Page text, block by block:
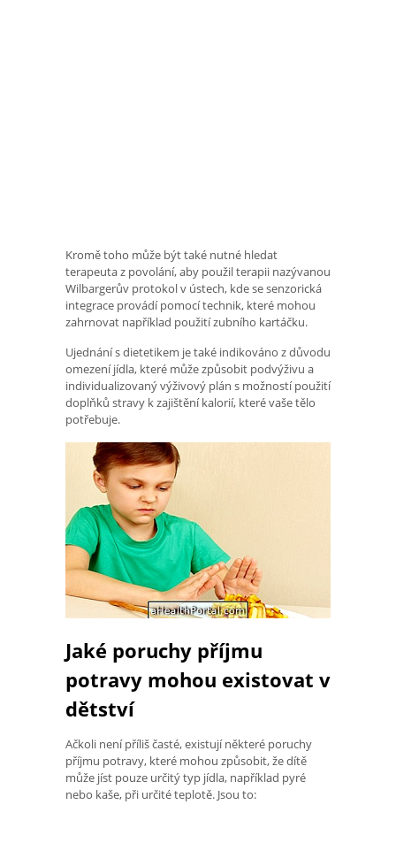
Kromě toho může být také nutné hledat
terapeuta z povolání, aby použil terapii nazývanou
Wilbargerův protokol v ústech, kde se senzorická
integrace provádí pomocí technik, které mohou
zahrnovat například použití zubního kartáčku.
Ujednání s dietetikem je také indikováno z důvodu
omezení jídla, které může způsobit podvýživu a
individualizovaný výživový plán s možností použití
doplňků stravy k zajištění kalorií, které vaše tělo
potřebuje.
Jaké poruchy příjmu
potravy mohou existovat v
dětství
Ačkoli není příliš časté, existují některé poruchy
příjmu potravy, které mohou způsobit, že dítě
může jíst pouze určitý typ jídla, například pyré
nebo kaše, při určité teplotě. Jsou to: